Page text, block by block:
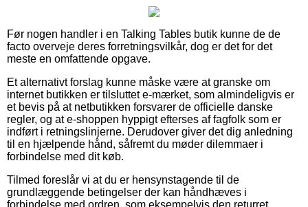
Før nogen handler i en Talking Tables butik kunne de de
facto overveje deres forretningsvilkår, dog er det for det
meste en omfattende opgave.
Et alternativt forslag kunne måske være at granske om
internet butikken er tilsluttet e-mærket, som almindeligvis er
et bevis på at netbutikken forsvarer de officielle danske
regler, og at e-shoppen hyppigt efterses af fagfolk som er
indført i retningslinjerne. Derudover giver det dig anledning
til en hjælpende hånd, såfremt du møder dilemmaer i
forbindelse med dit køb.
Tilmed foreslår vi at du er hensynstagende til de
grundlæggende betingelser der kan håndhæves i
forbindelse med ordren, som eksempelvis den returret